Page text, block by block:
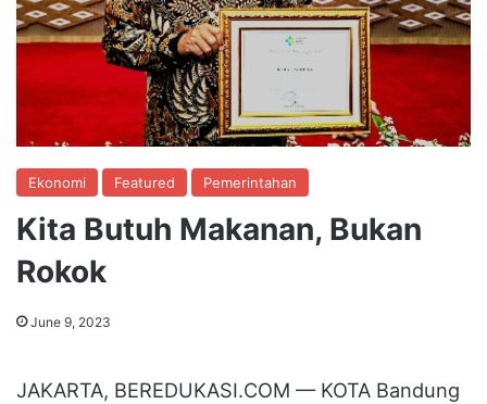
Ekonomi Featured Pemerintahan
Kita Butuh Makanan, Bukan
Rokok
June 9, 2023
JAKARTA, BEREDUKASI.COM — KOTA Bandung